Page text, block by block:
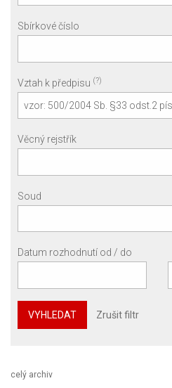
Sbírkové číslo
Vztah k předpisu (?)
Věcný rejstřík
Soud
Datum rozhodnutí od / do
VYHLEDAT Zrušit filtr
celý archiv